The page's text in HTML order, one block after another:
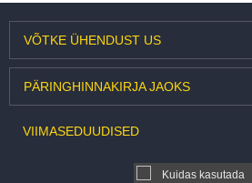
VÕTKE ÜHENDUST US
PÄRINGHINNAKIRJA JAOKS
VIIMASEDUUDISED